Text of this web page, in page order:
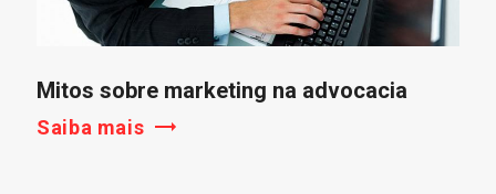
Mitos sobre marketing na advocacia
Saiba mais